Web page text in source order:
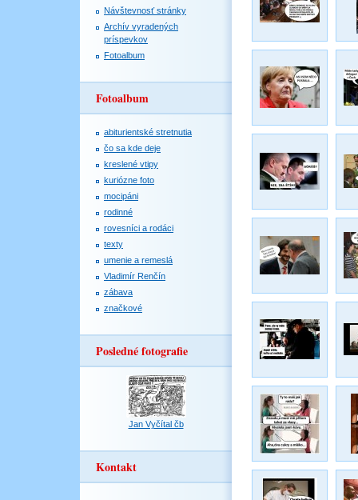
Návštevnosť stránky
Archív vyradených
príspevkov
Fotoalbum
Fotoalbum
abiturientské stretnutia
čo sa kde deje
kreslené vtipy
kuriózne foto
mocipáni
rodinné
rovesníci a rodáci
texty
umenie a remeslá
Vladimír Renčín
zábava
značkové
Posledné fotografie
Jan Vyčítal čb
Kontakt